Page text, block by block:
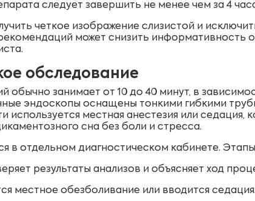
следует завершить не менее чем за 4
четкое изображение слизистой и
может снизить информативность
обследование
обычно занимает от 10 до 40 минут, в
эндоскопы оснащены тонкими гибкими
местная анестезия или седация,
сна без боли и стресса.
в отдельном диагностическом кабинете.
результаты анализов и объясняет ход
местное обезболивание или вводится седация.